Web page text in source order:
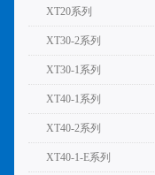
XT20系列
XT30-2系列
XT30-1系列
XT40-1系列
XT40-2系列
XT40-1-E系列